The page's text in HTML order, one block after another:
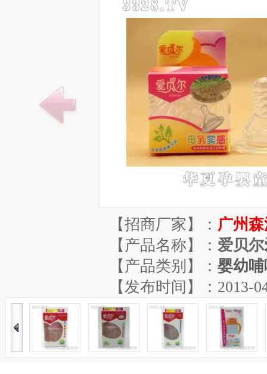
【招商厂家】： 广州
【产品名称】： 爱贝
【产品类别】： 婴幼
【发布时间】：2013-